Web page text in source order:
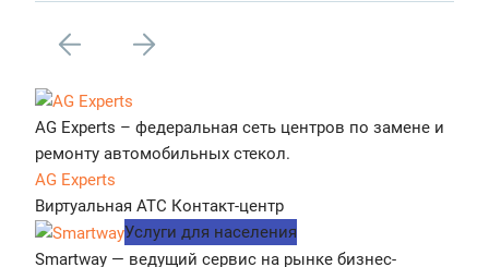
AG Experts – федеральная сеть центров по замене и
ремонту автомобильных стекол.
AG Experts
Виртуальная АТС Контакт-центр
Услуги для населения
Smartway — ведущий сервис на рынке бизнес-